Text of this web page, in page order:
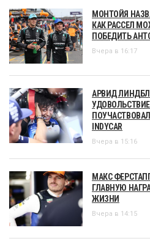
МОНТОЙЯ
КАК РАССЕЛ
ПОБЕДИТЬ
Вчера в 16:17
АРВИД
INDYCAR
Вчера в 15:16
МАКС
ГЛАВНУЮ
ЖИЗНИ
Вчера в 14:15